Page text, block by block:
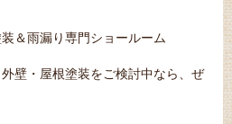
＆雨漏り専門ショールーム
壁・屋根塗装をご検討中なら、ぜ